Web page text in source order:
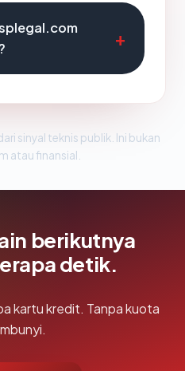
sinyal teknis publik. Ini bukan
atau finansial.
berikutnya
detik.
kartu kredit. Tanpa kuota